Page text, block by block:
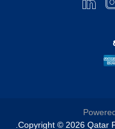
Copyright © 2026 Qatar